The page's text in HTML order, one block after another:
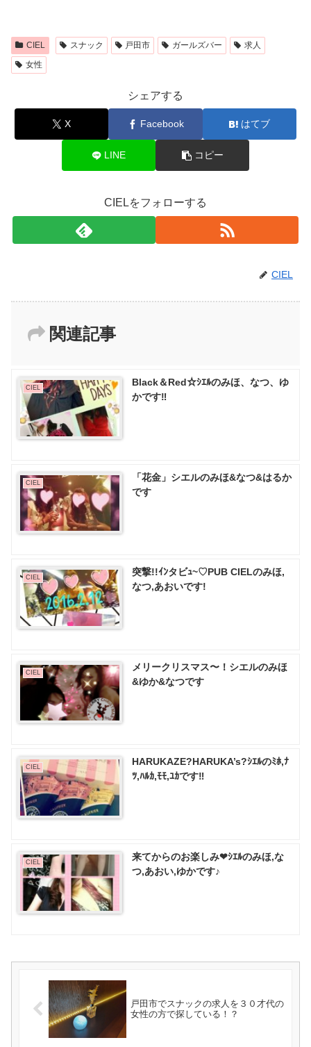
CIEL スナック 戸田市 ガールズバー
求人
女性
シェアする
X Facebook はてブ
LINE コピー
CIELをフォローする
CIEL
関連記事
CIEL
Black＆Red☆ｼｴﾙのみほ、なつ、ゆ
かです‼
CIEL
「花金」シエルのみほ&なつ&はるか
です
CIEL
突撃!!ｲﾝタビｭ~♡PUB CIELのみほ,
なつ,あおいです!
CIEL
メリークリスマス〜！シエルのみほ
&ゆか&なつです
CIEL
HARUKAZE?HARUKA’s?ｼｴﾙのﾐﾎ,ﾅ
ﾂ,ﾊﾙｶ,ﾓﾓ,ﾕｶです‼
CIEL
来てからのお楽しみ❤ｼｴﾙのみほ,な
つ,あおい,ゆかです♪
戸田市でスナックの求人を３０才代の
女性の方で探している！？